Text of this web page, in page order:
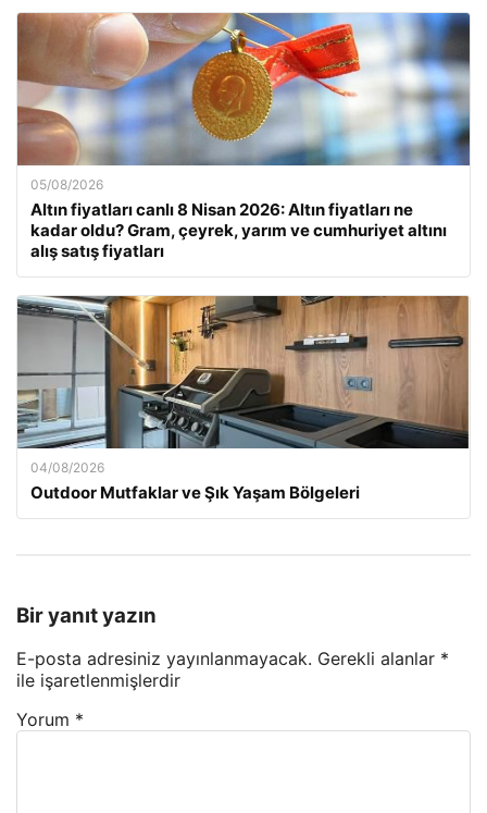
05/08/2026
Altın fiyatları canlı 8 Nisan 2026: Altın fiyatları ne
kadar oldu? Gram, çeyrek, yarım ve cumhuriyet altını
alış satış fiyatları
04/08/2026
Outdoor Mutfaklar ve Şık Yaşam Bölgeleri
Bir yanıt yazın
E-posta adresiniz yayınlanmayacak. Gerekli alanlar *
ile işaretlenmişlerdir
Yorum *